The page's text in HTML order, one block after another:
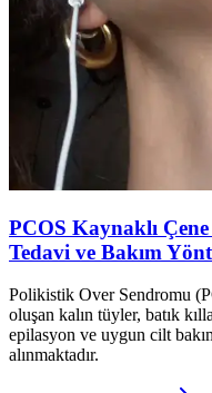
PCOS Kaynaklı
Tedavi ve Bakım
Polikistik Over Sendromu
oluşan kalın tüyler, batık
epilasyon ve uygun cilt
alınmaktadır.